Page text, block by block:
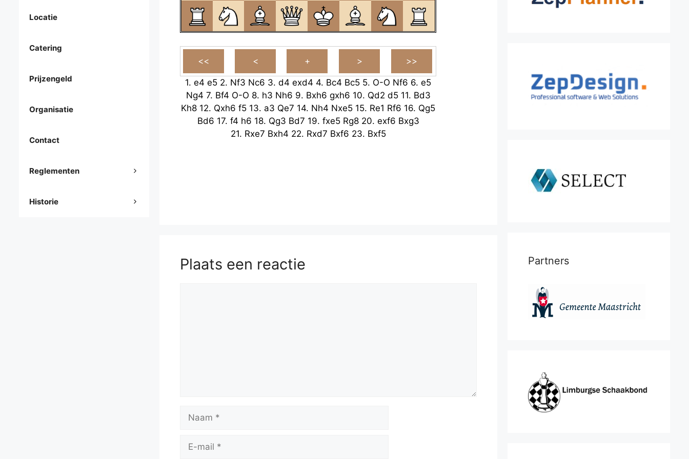
1. e4 e5 2. Nf3 Nc6 3. d4 exd4 4. Bc4 Bc5 5. O-O Nf6 6. e5
Ng4 7. Bf4 O-O 8. h3 Nh6 9. Bxh6 gxh6 10. Qd2 d5 11. Bd3
Kh8 12. Qxh6 f5 13. a3 Qe7 14. Nh4 Nxe5 15. Re1 Rf6 16. Qg5
Bd6 17. f4 h6 18. Qg3 Bd7 19. fxe5 Rg8 20. exf6 Bxg3
21. Rxe7 Bxh4 22. Rxd7 Bxf6 23. Bxf5
Plaats een reactie
mail
Locatie
Catering
Prijzengeld
Organisatie
Contact
Reglementen
Historie
Partners